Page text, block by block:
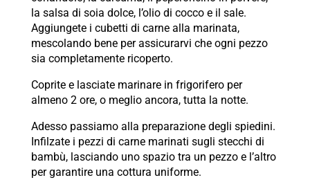
la salsa di soia dolce, l’olio di cocco e il sale.
Aggiungete i cubetti di carne alla marinata,
mescolando bene per assicurarvi che ogni pezzo
sia completamente ricoperto.
Coprite e lasciate marinare in frigorifero per
almeno 2 ore, o meglio ancora, tutta la notte.
Adesso passiamo alla preparazione degli spiedini.
Infilzate i pezzi di carne marinati sugli stecchi di
bambù, lasciando uno spazio tra un pezzo e l’altro
per garantire una cottura uniforme.